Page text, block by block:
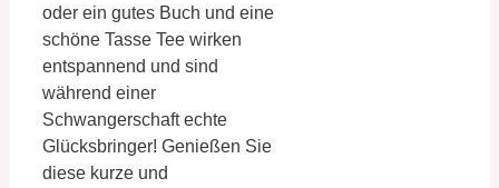
oder ein gutes Buch und eine
schöne Tasse Tee wirken
entspannend und sind
während einer
Schwangerschaft echte
Glücksbringer! Genießen Sie
diese kurze und